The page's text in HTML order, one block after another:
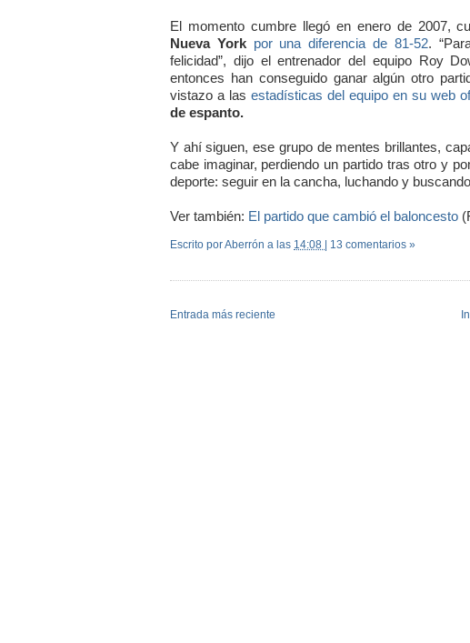
El momento cumbre llegó en enero de 2007,
Nueva York por una diferencia de 81-52.
felicidad”, dijo el entrenador del equipo Roy
entonces han conseguido ganar algún otro
vistazo a las estadísticas del equipo en su web
de espanto.
Y ahí siguen, ese grupo de mentes brillantes,
cabe imaginar, perdiendo un partido tras otro y
deporte: seguir en la cancha, luchando y
Ver también: El partido que cambió el baloncesto
Escrito por Aberrón a las 14:08 | 13 comentarios »
Entrada más reciente